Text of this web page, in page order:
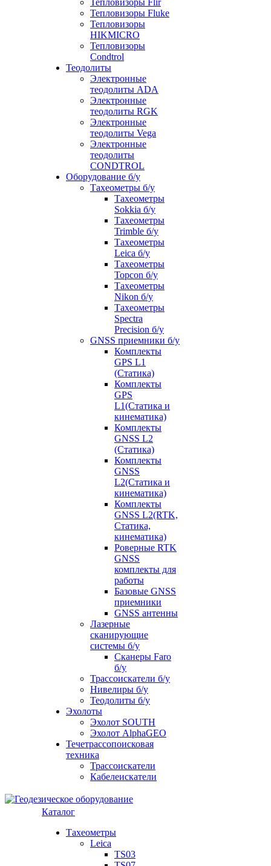
Тепловизоры Flir
Тепловизоры Fluke
Тепловизоры
HIKMICRO
Тепловизоры
Condtrol
Теодолиты
Электронные
теодолиты ADA
Электронные
теодолиты RGK
Электронные
теодолиты Vega
Электронные
теодолиты
CONDTROL
Оборудование б/у
Тахеометры б/у
Тахеометры
Sokkia б/у
Тахеометры
Trimble б/у
Тахеометры
Leica б/у
Тахеометры
Topcon б/у
Тахеометры
Nikon б/у
Тахеометры
Spectra
Precision б/у
GNSS приемники б/у
Комплекты
GPS L1
(Статика)
Комплекты
GPS
L1(Статика и
кинематика)
Комплекты
GNSS L2
(Статика)
Комплекты
GNSS
L2(Статика и
кинематика)
Комплекты
GNSS L2(RTK,
Статика,
кинематика)
Роверные RTK
GNSS
комплекты для
работы
Базовые GNSS
приемники
GNSS антенны
Лазерные
сканирующие
системы б/у
Сканеры Faro
б/у
Трассоискатели б/у
Нивелиры б/у
Теодолиты б/у
Эхолоты
Эхолот SOUTH
Эхолот AlphaGEO
Течетрассопоисковая
техника
Трассоискатели
Кабелеискатели
Каталог
Тахеометры
Leica
TS03